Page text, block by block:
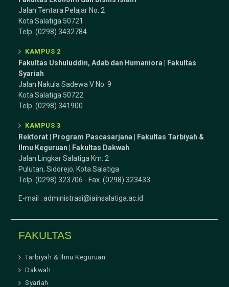
Jalan Tentara Pelajar No. 2
Kota Salatiga 50721
Telp. (0298) 3432784
KAMPUS 2
Fakultas Ushuluddin, Adab dan Humaniora | Fakultas
Syariah
Jalan Nakula Sadewa V No. 9
Kota Salatiga 50722
Telp. (0298) 341900
KAMPUS 3
Rektorat | Program Pascasarjana | Fakultas Tarbiyah &
Ilmu Keguruan |
Fakultas Dakwah
Jalan Lingkar Salatiga Km. 2
Pulutan, Sidorejo, Kota Salatiga
Telp. (0298) 323706 - Fax. (0298) 323433
E-mail :administrasi@iainsalatiga.ac.id
FAKULTAS
Tarbiyah & Ilmu Keguruan
Dakwah
Syariah